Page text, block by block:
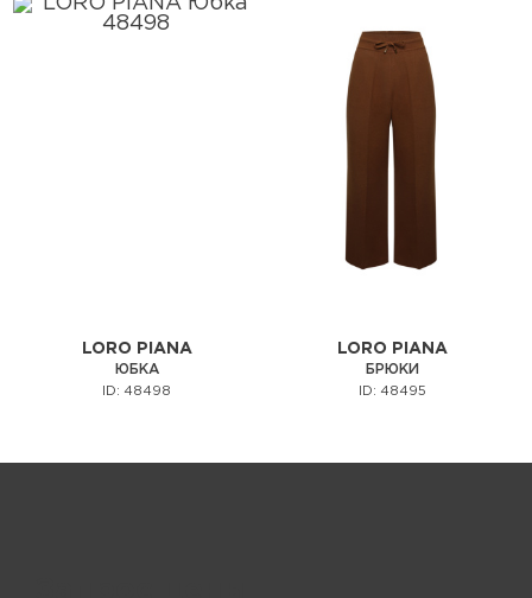
LORO PIANA
ЮБКА
ID: 48498
LORO PIANA
БРЮКИ
ID: 48495